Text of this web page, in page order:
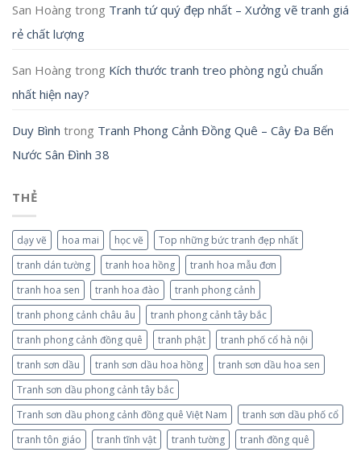
San Hoàng trong Tranh tứ quý đẹp nhất – Xưởng vẽ tranh giá
rẻ chất lượng
San Hoàng trong Kích thước tranh treo phòng ngủ chuẩn
nhất hiện nay?
Duy Bình trong Tranh Phong Cảnh Đồng Quê – Cây Đa Bến
Nước Sân Đình 38
THẺ
dạy vẽ hoa mai học vẽ
Top những bức tranh đẹp nhất
tranh dán tường
tranh hoa hồng
tranh hoa mẫu đơn
tranh hoa sen
tranh hoa đào
tranh phong cảnh
tranh phong cảnh châu âu
tranh phong cảnh tây bắc
tranh phong cảnh đồng quê
tranh phật
tranh phố cổ hà nội
tranh sơn dầu
tranh sơn dầu hoa hồng
tranh sơn dầu hoa sen
Tranh sơn dầu phong cảnh tây bắc
Tranh sơn dầu phong cảnh đồng quê Việt Nam
tranh sơn dầu phố cổ
tranh tôn giáo
tranh tĩnh vật tranh tường tranh đồng quê